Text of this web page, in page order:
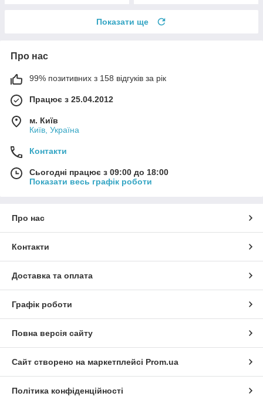
Показати ще
Про нас
99% позитивних з 158 відгуків за рік
Працює з 25.04.2012
м. Київ
Київ, Україна
Контакти
Сьогодні працює з 09:00 до 18:00
Показати весь графік роботи
Про нас
Контакти
Доставка та оплата
Графік роботи
Повна версія сайту
Сайт створено на маркетплейсі Prom.ua
Політика конфіденційності